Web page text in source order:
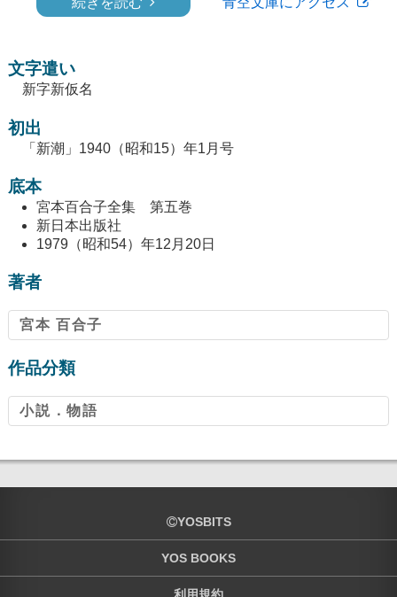
文字遣い
新字新仮名
初出
「新潮」1940（昭和15）年1月号
底本
宮本百合子全集 第五巻
新日本出版社
1979（昭和54）年12月20日
著者
宮本 百合子
作品分類
小説．物語
YOSBITS
YOS BOOKS